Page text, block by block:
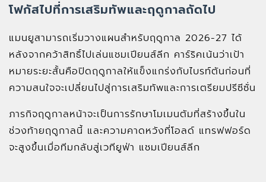
โฟกัสไปที่การเสริมทัพและฤดูกาลถัดไป
แมนยูสามารถเริ่มวางแผนสำหรับฤดูกาล 2026-27 ได้
หลังจากคว้าสิทธิ์ไปเล่นแชมเปียนส์ลีก คาร์ริคเน้นว่าเป้า
หมายระยะสั้นคือปิดฤดูกาลให้แข็งแกร่งกับไบรท์ตันก่อนที่
ความสนใจจะเปลี่ยนไปสู่การเสริมทัพและการเตรียมปรีซีซั่น
ภารกิจฤดูกาลหน้าจะเป็นการรักษาโมเมนตัมที่สร้างขึ้นใน
ช่วงท้ายฤดูกาลนี้ และความคาดหวังที่โอลด์ แทรฟฟอร์ด
จะสูงขึ้นเมื่อทีมกลับสู่เวทียูฟ่า แชมเปียนส์ลีก